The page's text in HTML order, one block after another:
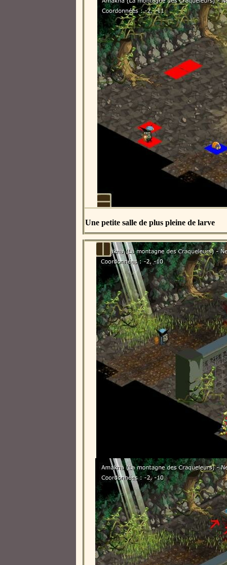
Une petite salle de plus pleine de larve